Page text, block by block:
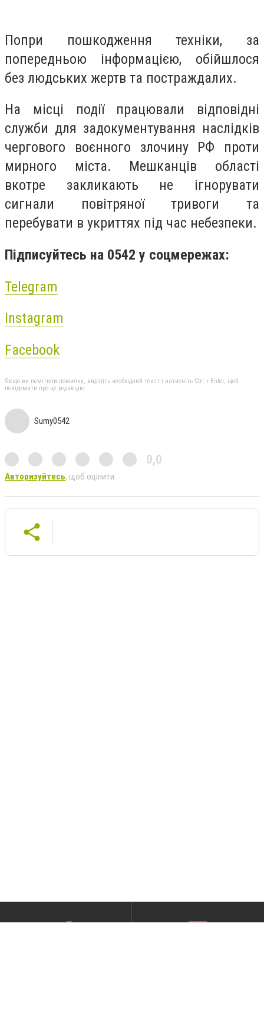
Попри пошкодження техніки, за
попередньою інформацією, обійшлося
без людських жертв та постраждалих.
На місці події працювали відповідні
служби для задокументування наслідків
чергового воєнного злочину РФ проти
мирного міста. Мешканців області
вкотре закликають не ігнорувати
сигнали повітряної тривоги та
перебувати в укриттях під час небезпеки.
Підписуйтесь на 0542 у соцмережах:
Telegram
Instagram
Facebook
Якщо ви помітили помилку, виділіть необхідний текст і натисніть Ctrl + Enter, щоб
повідомити про це редакцію
Sumy0542
0,0
Авторизуйтесь, щоб оцінити